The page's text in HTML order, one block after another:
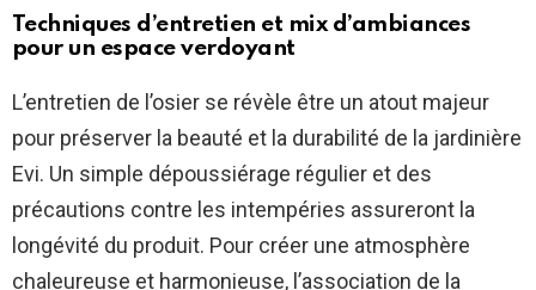
Techniques d’entretien et mix d’ambiances
pour un espace verdoyant
L’entretien de l’osier se révèle être un atout majeur
pour préserver la beauté et la durabilité de la jardinière
Evi. Un simple dépoussiérage régulier et des
précautions contre les intempéries assureront la
longévité du produit. Pour créer une atmosphère
chaleureuse et harmonieuse, l’association de la